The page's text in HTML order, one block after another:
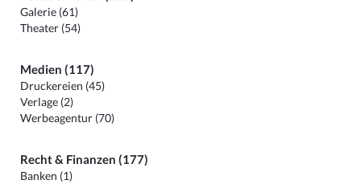
Galerie (61)
Theater (54)
Medien (117)
Druckereien (45)
Verlage (2)
Werbeagentur (70)
Recht & Finanzen (177)
Banken (1)